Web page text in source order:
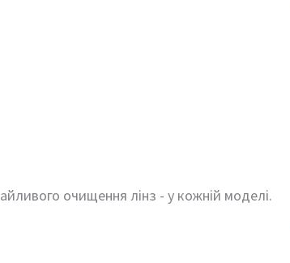
очищення лінз - у кожній моделі.